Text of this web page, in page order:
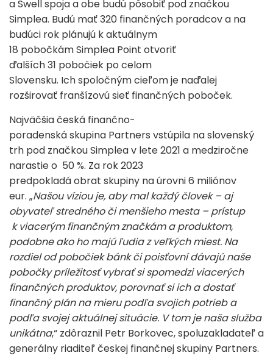
a Swell spoja a obe budú pôsobiť pod značkou
Simplea. Budú mať 320 finančných poradcov a na
budúci rok plánujú k aktuálnym
18 pobočkám Simplea Point otvoriť
ďalších 31 pobočiek po celom
Slovensku. Ich spoločným cieľom je naďalej
rozširovať franšízovú sieť finančných poboček.
Najväčšia česká finančno-
poradenská skupina Partners vstúpila na slovenský
trh pod značkou Simplea v lete 2021 a medziročne
narastie o 50 %. Za rok 2023
predpokladá obrat skupiny na úrovni 6 miliónov
eur. „Našou víziou je, aby mal každý človek – aj
obyvateľ stredného či menšieho mesta – prístup
k viacerým finančným značkám a produktom,
podobne ako ho majú ľudia z veľkých miest. Na
rozdiel od pobočiek bánk či poisťovní dávajú naše
pobočky príležitosť vybrať si spomedzi viacerých
finančných produktov, porovnať si ich a dostať
finančný plán na mieru podľa svojich potrieb a
podľa svojej aktuálnej situácie. V tom je naša služba
unikátna,“ zdôraznil Petr Borkovec, spoluzakladateľ a
generálny riaditeľ českej finančnej skupiny Partners.